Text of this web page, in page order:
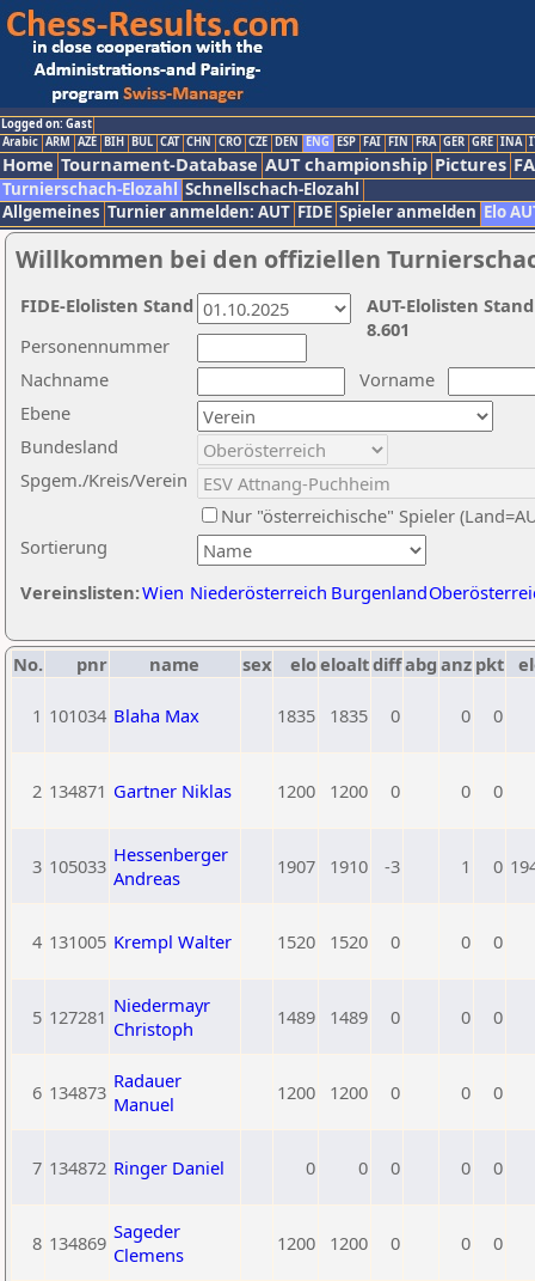
Logged on: Gast
Arabic ARM AZE BIH BUL CAT CHN CRO CZE DEN ENG ESP FAI FIN FRA GER GRE INA
Home Tournament-Database AUT championship Pictures
Turnierschach-Elozahl Schnellschach-Elozahl
Allgemeines Turnier anmelden: AUT FIDE Spieler anmelden Elo
Willkommen bei den offiziellen
Nachname
Vorname
Ebene
Sortierung
Personennummer
Bundesland
Spgem./Kreis/Verein
Nur "österreichische" Spieler
Vereinslisten:Wien Niederösterreich Burgenland
AUT-Elolisten
8.601
FIDE-Elolisten Stand
No. pnr name sex eloeloaltdiffabg anz pkt
1 101034 Blaha Max 1835 1835 0 0 0
2 134871 Gartner Niklas 1200 1200 0 0 0
3 105033 Hessenberger
Andreas
1907 1910 -3 1 0
4 131005 Krempl Walter 1520 1520 0 0 0
5 127281 Niedermayr
Christoph
1489 1489 0 0 0
6 134873 Radauer
Manuel
1200 1200 0 0 0
7 134872 Ringer Daniel 0 0 0 0 0
8 134869 Sageder
Clemens
1200 1200 0 0 0